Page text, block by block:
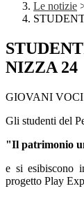
Le notizie
NIZZA 24
GIOVANI VOCI
Gli studenti del
"Il patrimonio
e si esibiscono
progetto Play